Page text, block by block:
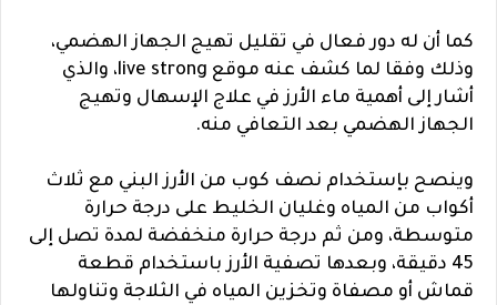
كما أن له دور فعال في تقليل تهيج الجهاز الهضمي،
وذلك وفقا لما كشف عنه موقع live strong، والذي
أشار إلى أهمية ماء الأرز في علاج الإسهال وتهيج
الجهاز الهضمي بعد التعافي منه.
وينصح بإستخدام نصف كوب من الأرز البني مع ثلاث
أكواب من المياه وغليان الخليط على درجة حرارة
متوسطة، ومن ثم درجة حرارة منخفضة لمدة تصل إلى
45 دقيقة، وبعدها تصفية الأرز باستخدام قطعة
قماش أو مصفاة وتخزين المياه في الثلاجة وتناولها